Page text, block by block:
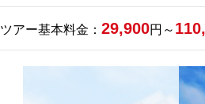
ツアー基本料金： 29,900円～